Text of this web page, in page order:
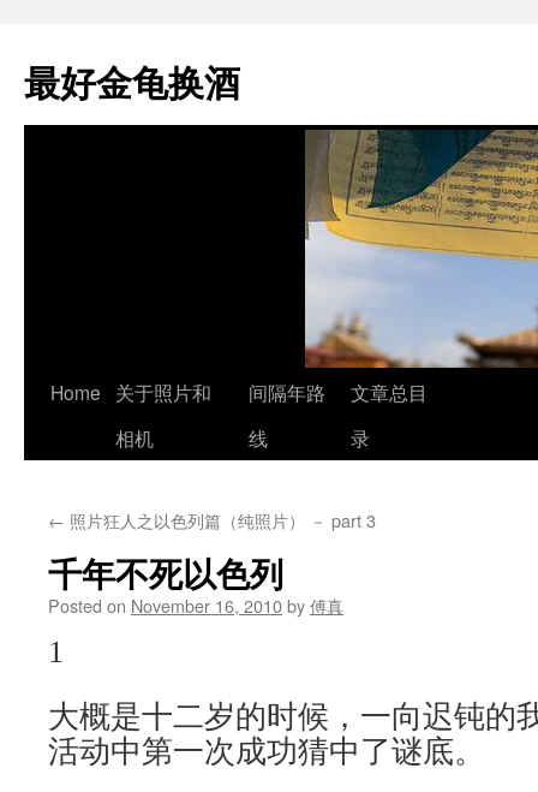
最好金龟换酒
Skip
Home
关于照片和
相机
间隔年路
线
文章总目
录
← 照片狂人之以色列篇（纯照片） － part 3
千年不死以色列
Posted on November 16, 2010by傅真
1
大概是十二岁的时候，一向迟钝的
活动中第一次成功猜中了谜底。